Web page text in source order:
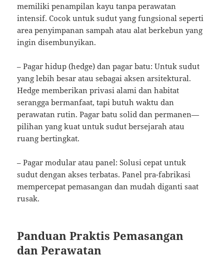
memiliki penampilan kayu tanpa perawatan
intensif. Cocok untuk sudut yang fungsional seperti
area penyimpanan sampah atau alat berkebun yang
ingin disembunyikan.
– Pagar hidup (hedge) dan pagar batu: Untuk sudut
yang lebih besar atau sebagai aksen arsitektural.
Hedge memberikan privasi alami dan habitat
serangga bermanfaat, tapi butuh waktu dan
perawatan rutin. Pagar batu solid dan permanen—
pilihan yang kuat untuk sudut bersejarah atau
ruang bertingkat.
– Pagar modular atau panel: Solusi cepat untuk
sudut dengan akses terbatas. Panel pra-fabrikasi
mempercepat pemasangan dan mudah diganti saat
rusak.
Panduan Praktis Pemasangan
dan Perawatan